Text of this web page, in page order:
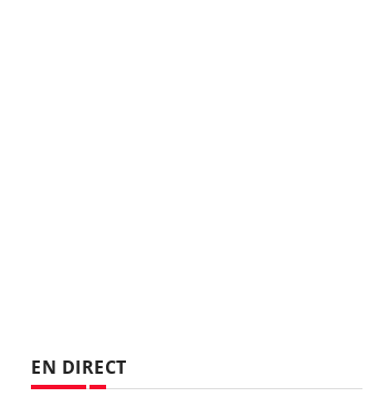
EN DIRECT